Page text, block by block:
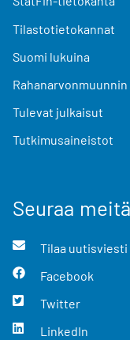
Tilastotietokannat
Suomi lukuina
Rahanarvonmuunnin
Tulevat julkaisut
Tutkimusaineistot
Seuraa meitä
Tilaa uutisviesti
Facebook
Twitter
LinkedIn